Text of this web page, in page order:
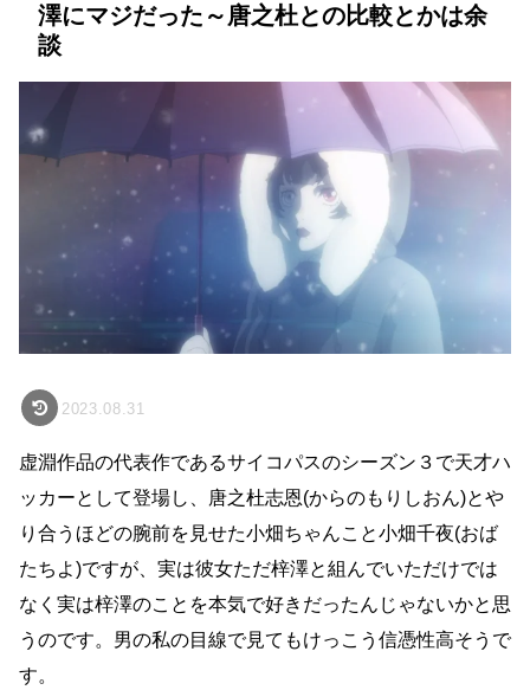
澤にマジだった～唐之杜との比較とかは余
談
2023.08.31
虚淵作品の代表作であるサイコパスのシーズン３で天才ハ
ッカーとして登場し、唐之杜志恩(からのもりしおん)とや
り合うほどの腕前を見せた小畑ちゃんこと小畑千夜(おば
たちよ)ですが、実は彼女ただ梓澤と組んでいただけでは
なく実は梓澤のことを本気で好きだったんじゃないかと思
うのです。男の私の目線で見てもけっこう信憑性高そうで
す。